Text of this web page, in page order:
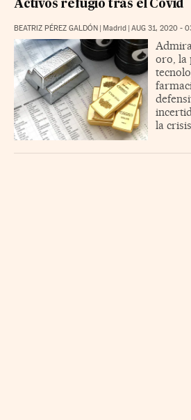
Activos refugio tras el Covid
BEATRIZ PÉREZ GALDÓN Madrid AUG 31, 2020 -
oro, la
la